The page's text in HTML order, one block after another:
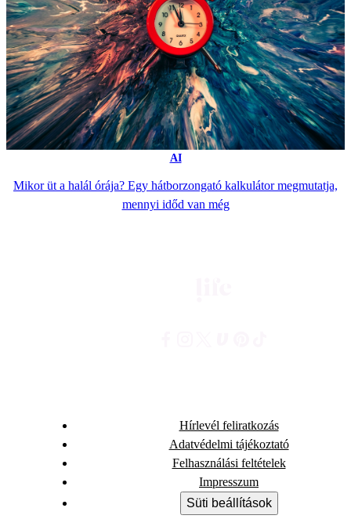
AI
Mikor üt a halál órája? Egy hátborzongató kalkulátor megmutatja,
mennyi időd van még
Hírlevél feliratkozás
Adatvédelmi tájékoztató
Felhasználási feltételek
Impresszum
Süti beállítások